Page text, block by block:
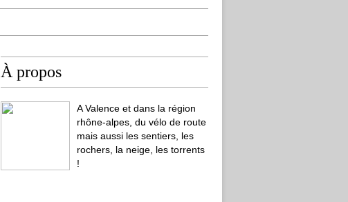
À propos
A Valence et dans la région
rhône-alpes, du vélo de route
mais aussi les sentiers, les
rochers, la neige, les torrents
!